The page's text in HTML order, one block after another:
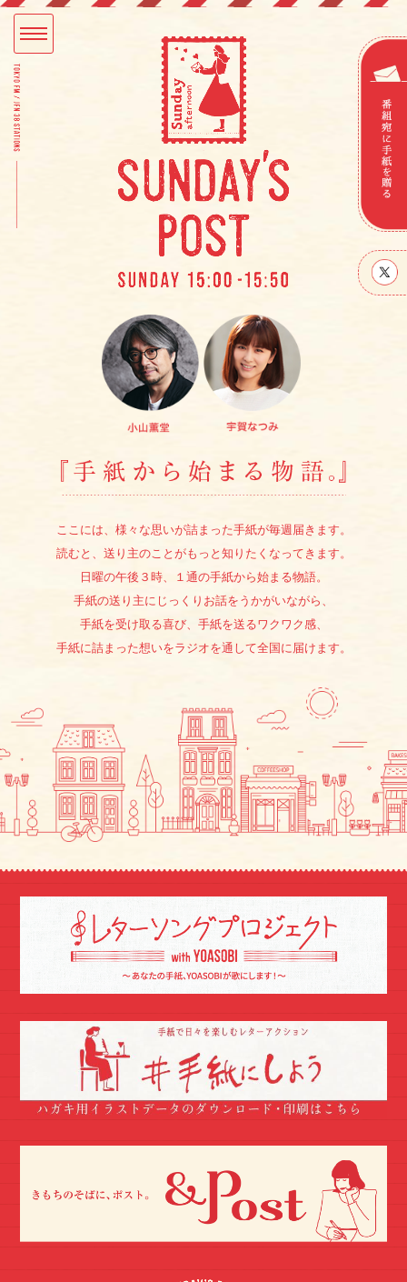
ここには、様々な思いが詰まった手紙が毎週届きます。
読むと、送り主のことがもっと知りたくなってきます。
日曜の午後３時、１通の手紙から始まる物語。
手紙の送り主にじっくりお話をうかがいながら、
手紙を受け取る喜び、手紙を送るワクワク感、
手紙に詰まった想いをラジオを通して全国に届けます。